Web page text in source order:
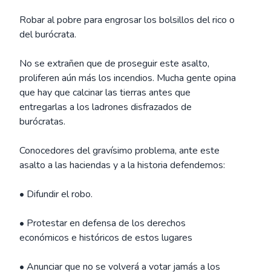
Robar al pobre para engrosar los bolsillos del rico o
del burócrata.
No se extrañen que de proseguir este asalto,
proliferen aún más los incendios. Mucha gente opina
que hay que calcinar las tierras antes que
entregarlas a los ladrones disfrazados de
burócratas.
Conocedores del gravísimo problema, ante este
asalto a las haciendas y a la historia defendemos:
• Difundir el robo.
• Protestar en defensa de los derechos
económicos e históricos de estos lugares
• Anunciar que no se volverá a votar jamás a los